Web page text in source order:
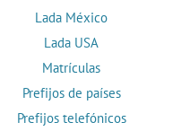
Lada México
Lada USA
Matrículas
Prefijos de países
Prefijos telefónicos